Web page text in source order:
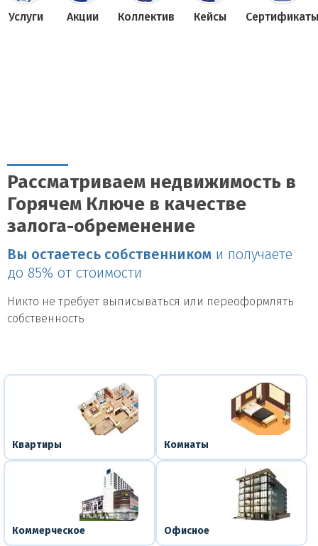
Услуги Акции Коллектив Кейсы Сертификаты
Рассматриваем недвижимость в
Горячем Ключе в качестве
залога-обременение
Вы остаетесь собственником и получаете
до 85% от стоимости
Никто не требует выписываться или переоформлять
собственность
Квартиры Комнаты
Коммерческое Офисное